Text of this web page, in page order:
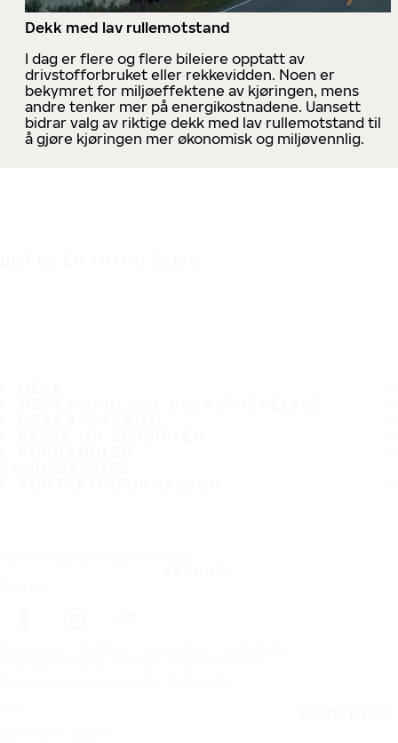
Dekk med lav rullemotstand
I dag er flere og flere bileiere opptatt av
drivstofforbruket eller rekkevidden. Noen er
bekymret for miljøeffektene av kjøringen, mens
andre tenker mer på energikostnadene. Uansett
bidrar valg av riktige dekk med lav rullemotstand til
å gjøre kjøringen mer økonomisk og miljøvennlig.